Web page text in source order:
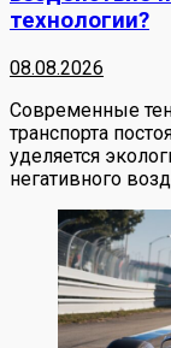
технологии?
08.08.2026
Современные
транспорта
уделяется
негативного